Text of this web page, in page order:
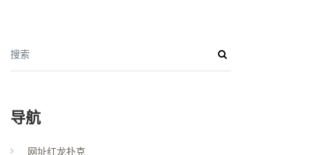
搜索
导航
网址红龙扑克